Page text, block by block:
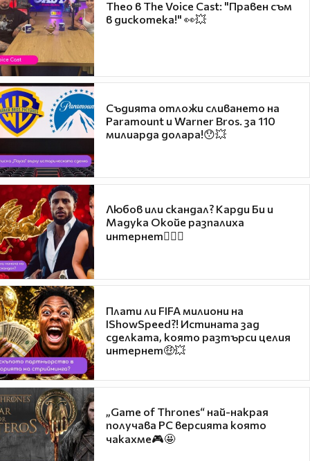
Theo в The Voice Cast: "Правен съм
в дискотека!" 👀💥
Съдията отложи сливането на
Paramount и Warner Bros. за 110
милиарда долара!😯💥
Любов или скандал? Карди Би и
Мадука Окойе разпалиха
интернет❤️‍🔥🔥
Плати ли FIFA милиони на
IShowSpeed?! Истината зад
сделката, която разтърси целия
интернет🤑💥
„Game of Thrones“ най-накрая
получава PC версията която
чакахме🎮🤩